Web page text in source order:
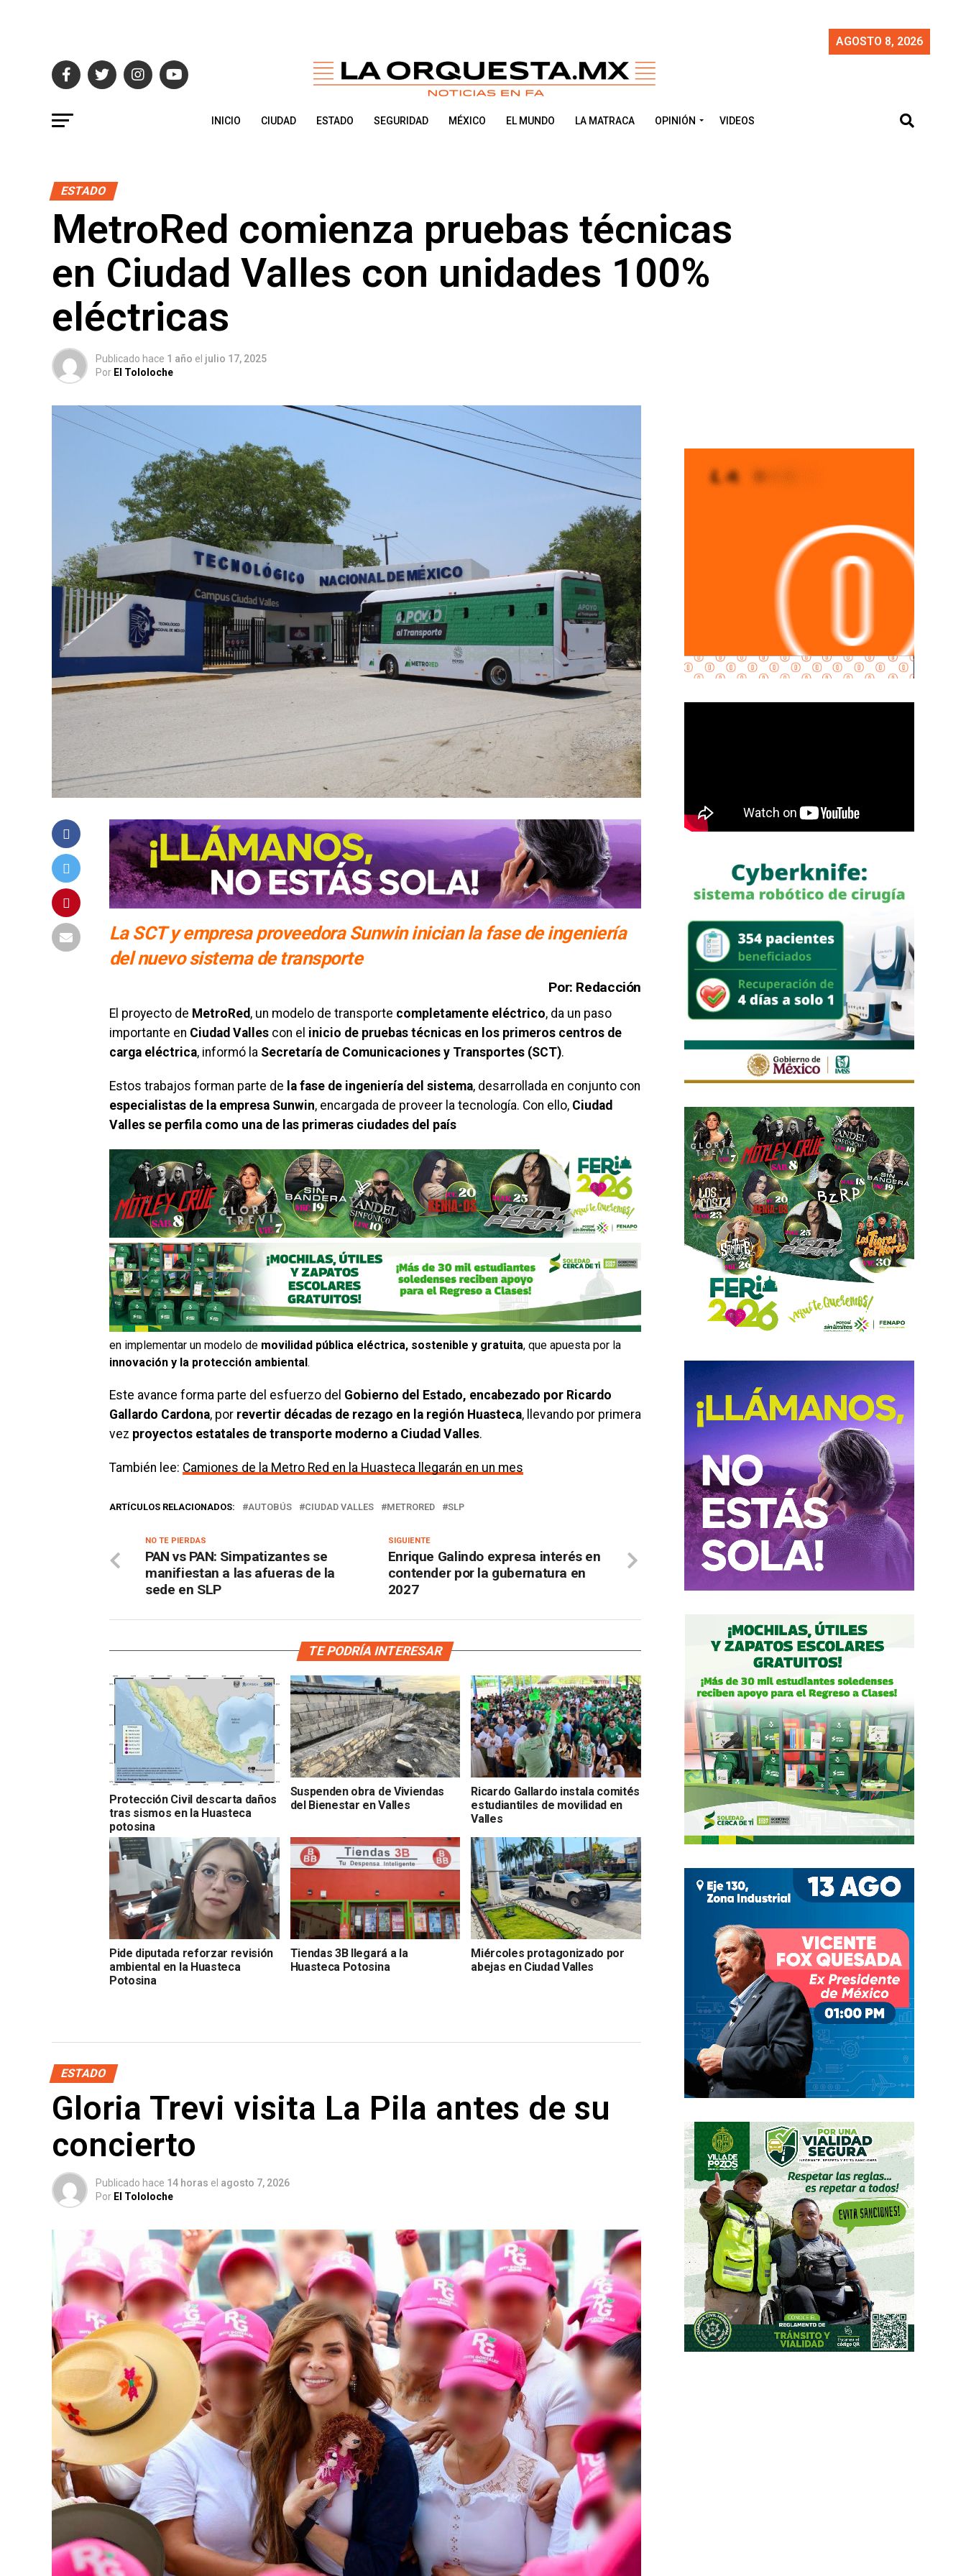
AGOSTO 8, 2026
INICIO CIUDAD ESTADO SEGURIDAD MÉXICO EL MUNDO LA MATRACA OPINIÓN VIDEOS
ESTADO
MetroRed comienza pruebas técnicas
en Ciudad Valles con unidades 100%
eléctricas
Publicado hace 1 año el julio 17, 2025
Por El Tololoche
La SCT y empresa proveedora Sunwin inician la fase de ingeniería
del nuevo sistema de transporte
Por: Redacción
El proyecto de MetroRed , un modelo de transporte completamente eléctrico, da un paso
importante en Ciudad Valles con el inicio de pruebas técnicas en los primeros centros de
carga eléctrica, informó la Secretaría de Comunicaciones y Transportes (SCT).
Estos trabajos forman parte de la fase de ingeniería del sistema, desarrollada en conjunto con
especialistas de la empresa Sunwin, encargada de proveer la tecnología. Con ello, Ciudad
Valles se perfila como una de las primeras ciudades del país
en implementar un modelo de movilidad pública eléctrica, sostenible y gratuita, que apuesta por la
innovación y la protección ambiental.
Este avance forma parte del esfuerzo del Gobierno del Estado, encabezado por Ricardo
Gallardo Cardona, por revertir décadas de rezago en la región Huasteca, llevando por primera
vez proyectos estatales de transporte moderno a Ciudad Valles.
También lee: Camiones de la Metro Red en la Huasteca llegarán en un mes
ARTÍCULOS RELACIONADOS: AUTOBÚS CIUDAD VALLES METRORED SLP
SIGUIENTE
Enrique Galindo expresa interés en
contender por la gubernatura en
2027
NO TE PIERDAS
PAN vs PAN: Simpatizantes se
manifiestan a las afueras de la
sede en SLP
TE PODRÍA INTERESAR
Protección Civil descarta daños
tras sismos en la Huasteca
potosina
Suspenden obra de Viviendas
del Bienestar en Valles
Ricardo Gallardo instala comités
estudiantiles de movilidad en
Valles
Pide diputada reforzar revisión
ambiental en la Huasteca
Potosina
Tiendas 3B llegará a la
Huasteca Potosina
Miércoles protagonizado por
abejas en Ciudad Valles
ESTADO
Gloria Trevi visita La Pila antes de su
concierto
Publicado hace 14 horas el agosto 7, 2026
Por El Tololoche